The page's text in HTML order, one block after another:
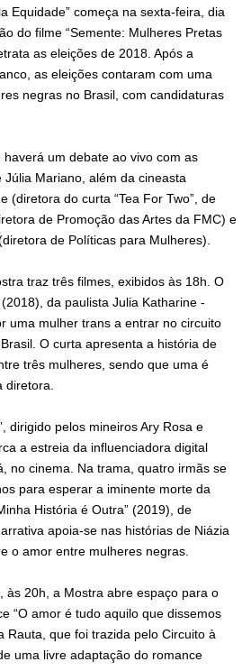
Equidade” começa na sexta-feira, dia
do filme “Semente: Mulheres Pretas
as eleições de 2018. Após a
as eleições contaram com uma
negras no Brasil, com candidaturas
um debate ao vivo com as
Júlia Mariano, além da cineasta
(diretora do curta “Tea For Two”, de
de Promoção das Artes da FMC) e
de Políticas para Mulheres).
traz três filmes, exibidos às 18h. O
(2018), da paulista Julia Katharine -
uma mulher trans a entrar no circuito
O curta apresenta a história de
três mulheres, sendo que uma é
diretora.
dirigido pelos mineiros Ary Rosa e
a estreia da influenciadora digital
no cinema. Na trama, quatro irmãs se
para esperar a iminente morte da
História é Outra” (2019), de
apoia-se nas histórias de Niázia
o amor entre mulheres negras.
às 20h, a Mostra abre espaço para o
“O amor é tudo aquilo que dissemos
Rauta, que foi trazida pelo Circuito à
uma livre adaptação do romance